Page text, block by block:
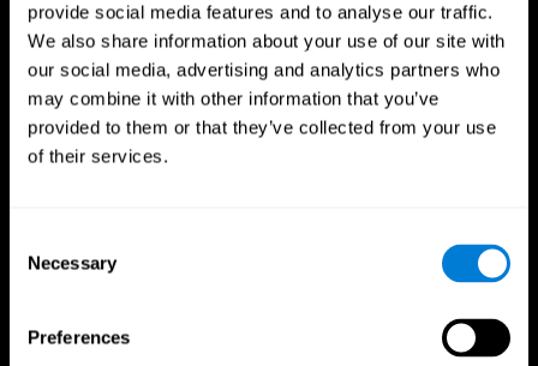
provide social media features and to analyse our traffic.
We also share information about your use of our site with
our social media, advertising and analytics partners who
may combine it with other information that you’ve
provided to them or that they’ve collected from your use
of their services.
Selection
Necessary
Preferences